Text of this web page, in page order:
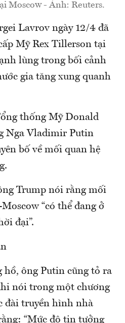
Moscow - Ảnh: Reuters.
Lavrov ngày 12/4 đã
Mỹ Rex Tillerson tại
lùng trong bối cảnh
gia tăng xung quanh
thống Mỹ Donald
Nga Vladimir Putin
bố về mối quan hệ
Trump nói rằng mối
“có thể đang ở
đại”.
hồ, ông Putin cũng tỏ ra
nói trong một chương
đài truyền hình nhà
“Mức độ tin tưởng